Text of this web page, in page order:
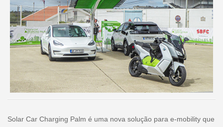
Solar Car Charging Palm é uma nova solução para e-mobility que